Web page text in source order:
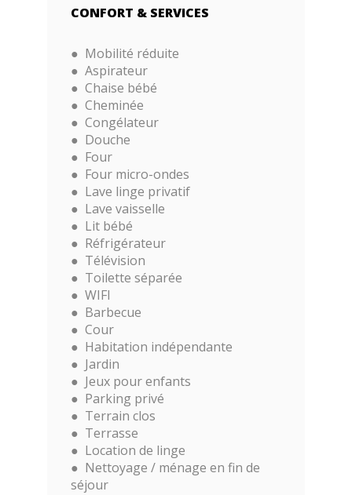
CONFORT & SERVICES
Mobilité réduite
Aspirateur
Chaise bébé
Cheminée
Congélateur
Douche
Four
Four micro-ondes
Lave linge privatif
Lave vaisselle
Lit bébé
Réfrigérateur
Télévision
Toilette séparée
WIFI
Barbecue
Cour
Habitation indépendante
Jardin
Jeux pour enfants
Parking privé
Terrain clos
Terrasse
Location de linge
Nettoyage / ménage en fin de
séjour